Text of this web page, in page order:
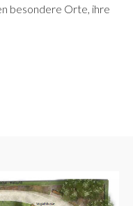
besondere Orte, ihre